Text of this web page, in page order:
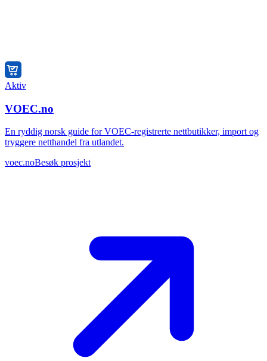
Aktiv
VOEC.no
En ryddig norsk guide for VOEC-registrerte nettbutikker, import og
tryggere netthandel fra utlandet.
voec.noBesøk prosjekt